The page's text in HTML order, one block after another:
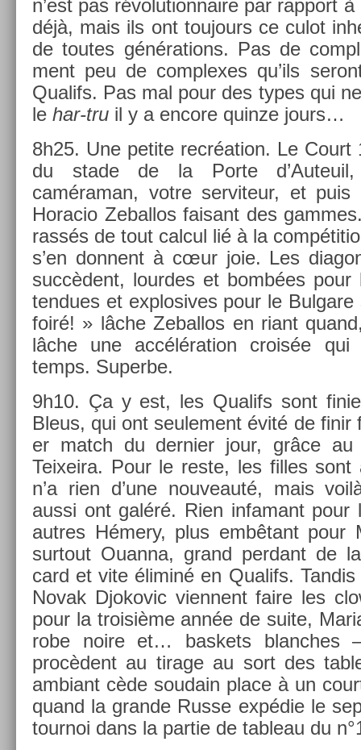
n’est pas révolution­naire par rap­port
déjà, mais ils ont toujours ce culot
de toutes généra­tions. Pas de
ment peu de com­plexes qu’ils
Qualifs. Pas mal pour des types qui
le har-tru il y a en­core quin­ze jours…
8h25. Une petite recréation. Le Court
du stade de la Porte
caméraman, votre ser­viteur, et
Horacio Zebal­los faisant des
rassés de tout cal­cul lié à la
s’en don­nent à cœur joie. Les
succèdent, lour­des et bombées pour
ten­dues et ex­plosives pour le
foiré! » lâche Zebal­los en riant
lâche une accéléra­tion croisée
temps. Super­be.
9h10. Ça y est, les Qualifs sont
Bleus, qui ont seule­ment évité de
er match du de­rni­er jour, grâce au
Teixeira. Pour le reste, les fil­les
n’a rien d’une nouveauté, mais
aussi ont galéré. Rien in­famant pour
aut­res Hémery, plus embêtant pour
sur­tout Ouan­na, grand per­dant de
card et vite éliminé en Qualifs.
Novak Djokovic vien­nent faire les
pour la troisiè­me année de suite,
robe noire et… bas­kets blanches
procèdent au tirage au sort des
am­biant cède soudain place à un
quand la gran­de Russe expédie le
tour­noi dans la par­tie de tab­leau du